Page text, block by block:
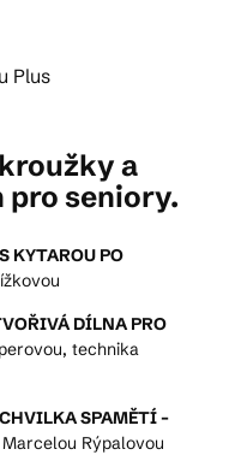
DE
a
seniory.
S KYTAROU PO
DÍLNA PRO
technika
CHVILKA SPAMĚTÍ –
Rýpalovou